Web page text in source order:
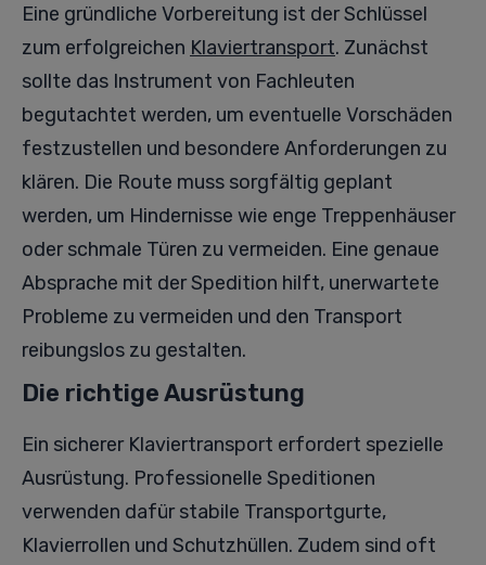
Eine gründliche Vorbereitung ist der Schlüssel
zum erfolgreichen Klaviertransport. Zunächst
sollte das Instrument von Fachleuten
begutachtet werden, um eventuelle Vorschäden
festzustellen und besondere Anforderungen zu
klären. Die Route muss sorgfältig geplant
werden, um Hindernisse wie enge Treppenhäuser
oder schmale Türen zu vermeiden. Eine genaue
Absprache mit der Spedition hilft, unerwartete
Probleme zu vermeiden und den Transport
reibungslos zu gestalten.
Die richtige Ausrüstung
Ein sicherer Klaviertransport erfordert spezielle
Ausrüstung. Professionelle Speditionen
verwenden dafür stabile Transportgurte,
Klavierrollen und Schutzhüllen. Zudem sind oft